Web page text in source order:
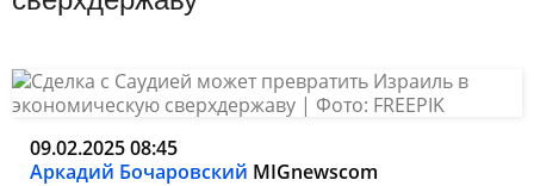
09.02.2025 08:45
Аркадий Бочаровский MIGnewscom